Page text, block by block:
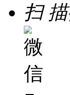
扫 描